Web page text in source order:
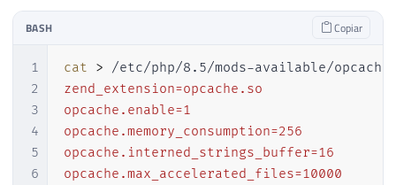
BASH Copiar
1
2
3
4
5
6
cat > /etc/php/8.5/mods-available/
zend_extension=opcache.so
opcache.enable=1
opcache.memory_consumption=256
opcache.interned_strings_buffer=16
opcache.max_accelerated_files=10000